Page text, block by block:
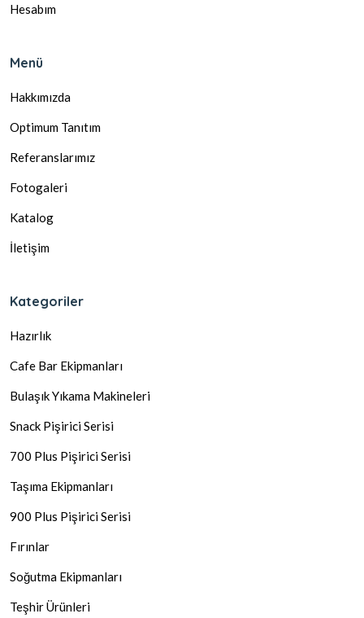
Hesabım
Menü
Hakkımızda
Optimum Tanıtım
Referanslarımız
Fotogaleri
Katalog
İletişim
Kategoriler
Hazırlık
Cafe Bar Ekipmanları
Bulaşık Yıkama Makineleri
Snack Pişirici Serisi
700 Plus Pişirici Serisi
Taşıma Ekipmanları
900 Plus Pişirici Serisi
Fırınlar
Soğutma Ekipmanları
Teşhir Ürünleri